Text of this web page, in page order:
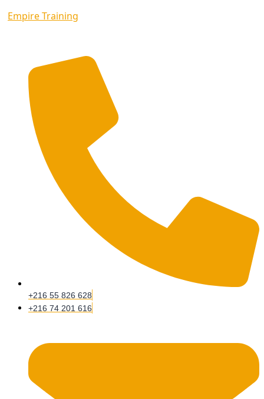
Empire Training
+216 55 826 628
+216 74 201 616